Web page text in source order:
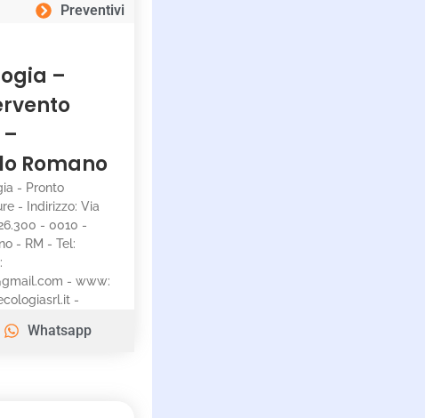
Preventivi
–
Romano
- Pronto
- Indirizzo: Via
- 0010 -
- RM - Tel:
- www:
-
Whatsapp